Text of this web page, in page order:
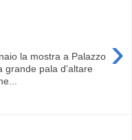
›
la mostra a Palazzo
grande pala d'altare